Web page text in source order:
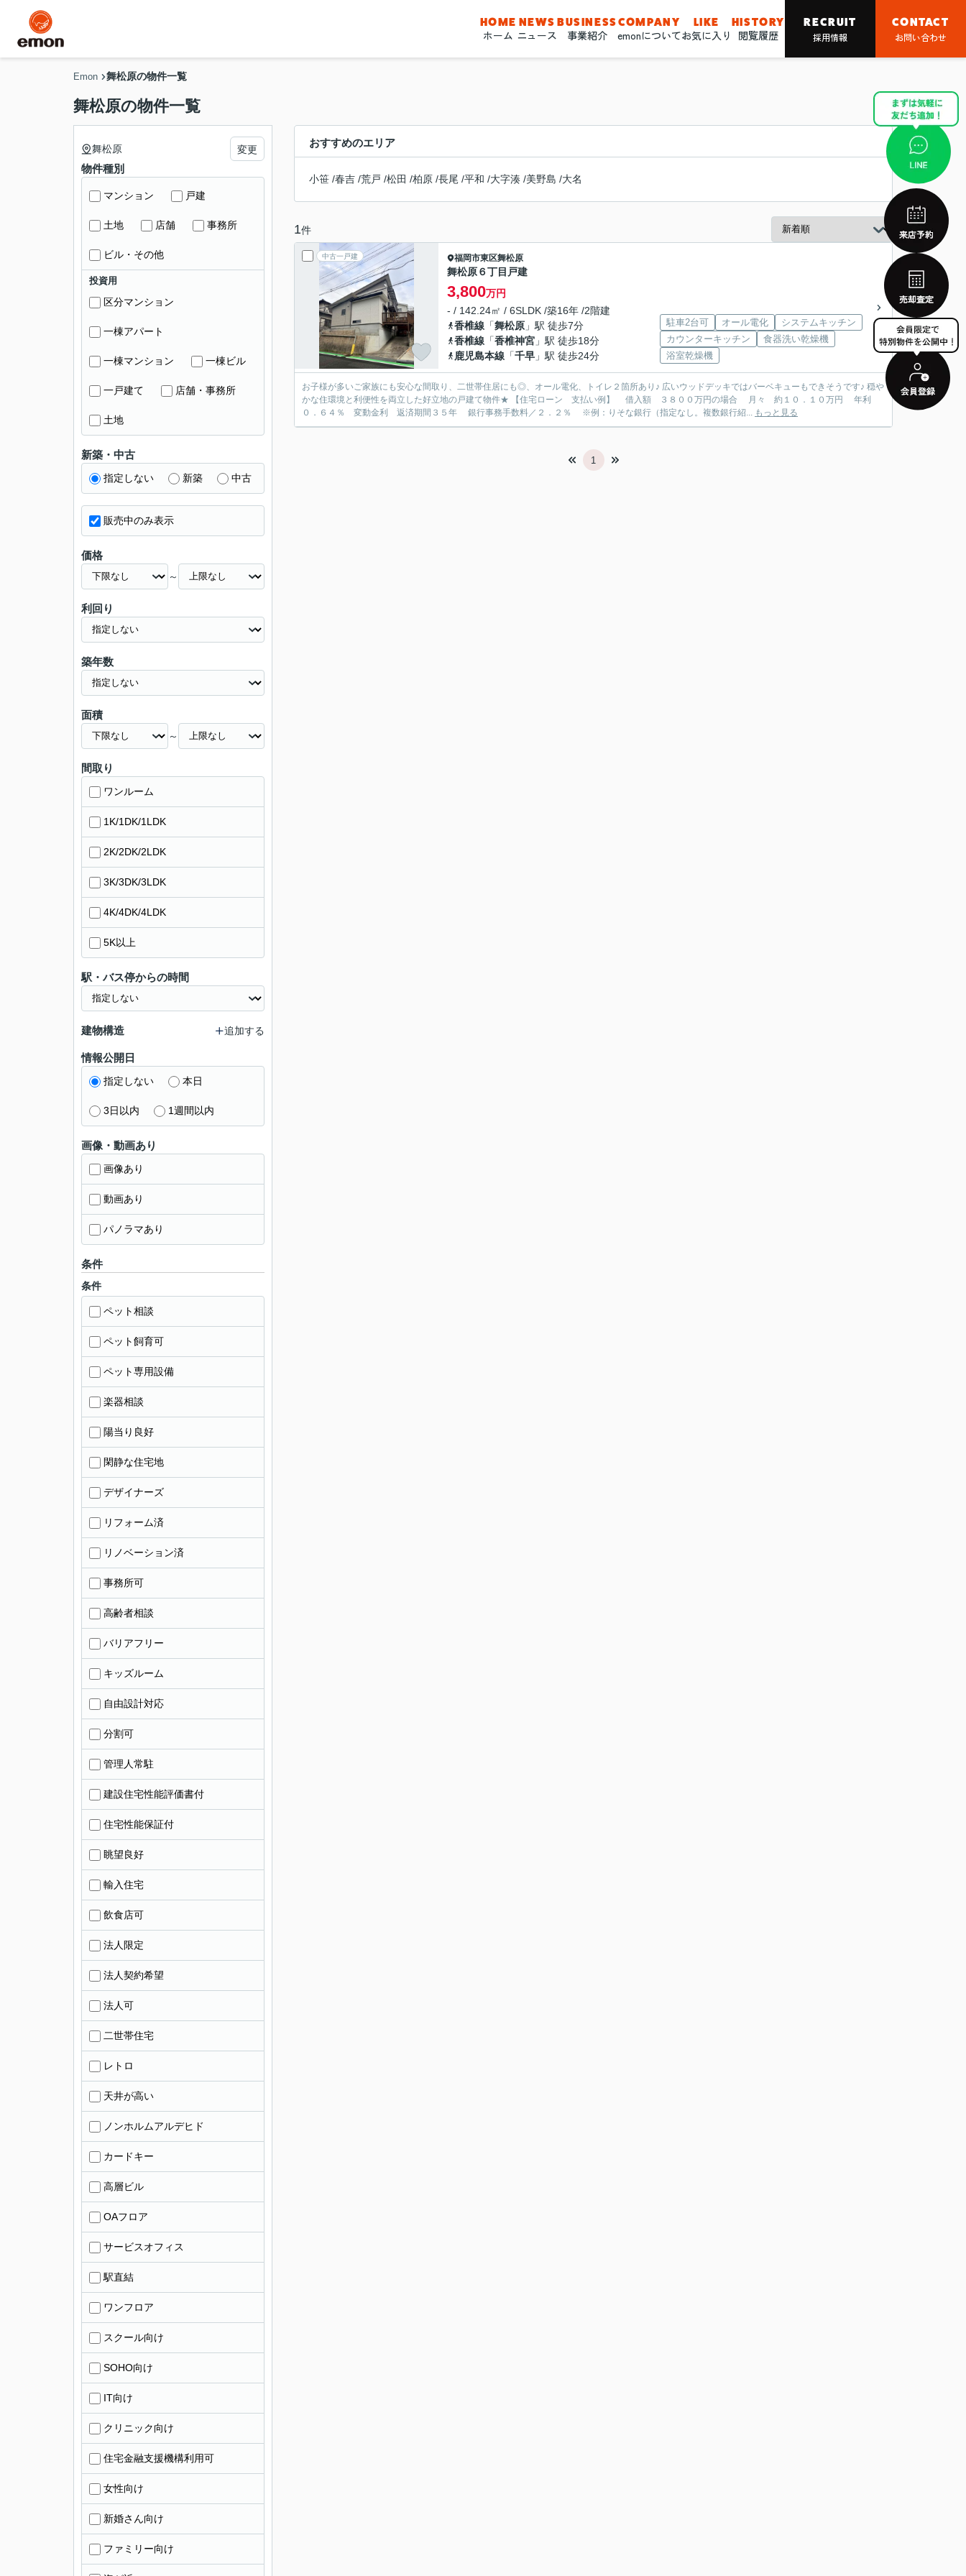
HOME
ホーム
NEWS
ニュース
BUSINESS
事業紹介
COMPANY
emonについて
LIKE
お気に入り
HISTORY
閲覧履歴
RECRUIT
採用情報
CONTACT
お問い合わせ
Emon 舞松原の物件一覧
舞松原の物件一覧
おすすめのエリア
小笹 /春吉 /荒戸 /松田 /柏原 /長尾 /平和 /大字湊 /美野島 /大名
1件
中古一戸建 福岡市東区舞松原
舞松原６丁目戸建
3,800万円
- / 142.24㎡ / 6SLDK /築16年 /2階建
香椎線 「舞松原 」駅 徒歩7分
香椎線 「香椎神宮 」駅 徒歩18分
鹿児島本線 「千早 」駅 徒歩24分
駐車2台可 オール電化
システムキッチン
カウンターキッチン
食器洗い乾燥機
浴室乾燥機
お子様が多いご家族にも安心な間取り、二世帯住居にも◎、オール電化、トイレ２箇所あり♪ 広いウッドデッキではバーベキューもできそうです♪ 穏や
かな住環境と利便性を両立した好立地の戸建て物件★ 【住宅ローン 支払い例】 借入額 ３８００万円の場合 月々 約１０．１０万円 年利
０．６４％ 変動金利 返済期間３５年 銀行事務手数料／２．２％ ※例：りそな銀行（指定なし。複数銀行紹... もっと見る
1
舞松原 変更
物件種別
マンション 戸建
土地 店舗 事務所
ビル・その他
投資用
区分マンション
一棟アパート
一棟マンション 一棟ビル
一戸建て 店舗・事務所
土地
新築・中古
指定しない 新築 中古
販売中のみ表示
価格
～
利回り
築年数
面積
～
間取り
ワンルーム
1K/1DK/1LDK
2K/2DK/2LDK
3K/3DK/3LDK
4K/4DK/4LDK
5K以上
駅・バス停からの時間
建物構造 追加する
情報公開日
指定しない 本日
3日以内 1週間以内
画像・動画あり
画像あり
動画あり
パノラマあり
条件
条件
ペット相談
ペット飼育可
ペット専用設備
楽器相談
陽当り良好
閑静な住宅地
デザイナーズ
リフォーム済
リノベーション済
事務所可
高齢者相談
バリアフリー
キッズルーム
自由設計対応
分割可
管理人常駐
建設住宅性能評価書付
住宅性能保証付
眺望良好
輸入住宅
飲食店可
法人限定
法人契約希望
法人可
二世帯住宅
レトロ
天井が高い
ノンホルムアルデヒド
カードキー
高層ビル
OAフロア
サービスオフィス
駅直結
ワンフロア
スクール向け
SOHO向け
IT向け
クリニック向け
住宅金融支援機構利用可
女性向け
新婚さん向け
ファミリー向け